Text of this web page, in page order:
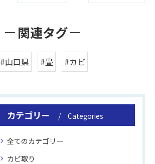
関連タグ
#山口県 #畳 #カビ
カテゴリー Categories
全てのカテゴリー
カビ取り